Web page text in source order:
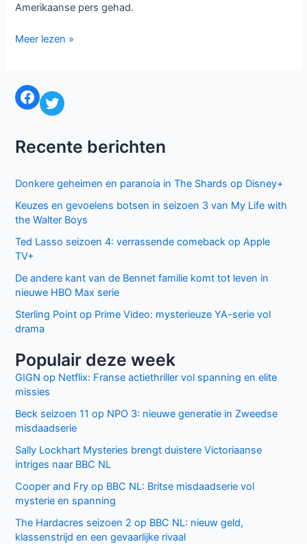
Amerikaanse pers gehad.
Flash
the
Virgin
seizoen
Meer lezen »
Facebook Twitter
Recente berichten
Donkere geheimen en paranoia in The Shards op Disney+
Keuzes en gevoelens botsen in seizoen 3 van My Life with
the Walter Boys
Ted Lasso seizoen 4: verrassende comeback op Apple
TV+
De andere kant van de Bennet familie komt tot leven in
nieuwe HBO Max serie
Sterling Point op Prime Video: mysterieuze YA-serie vol
drama
Populair deze week
GIGN op Netflix: Franse actiethriller vol spanning en elite
missies
Beck seizoen 11 op NPO 3: nieuwe generatie in Zweedse
misdaadserie
Sally Lockhart Mysteries brengt duistere Victoriaanse
intriges naar BBC NL
Cooper and Fry op BBC NL: Britse misdaadserie vol
mysterie en spanning
The Hardacres seizoen 2 op BBC NL: nieuw geld,
klassenstrijd en een gevaarlijke rivaal